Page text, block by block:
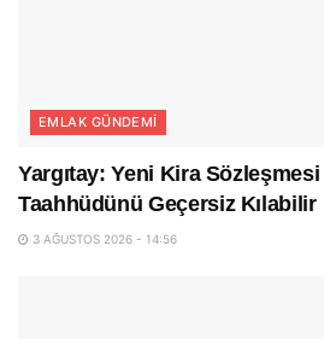
EMLAK GÜNDEMI
Yargıtay: Yeni Kira
Taahhüdünü Geçersiz Kılabilir
3 AĞUSTOS 2026 - 14:56